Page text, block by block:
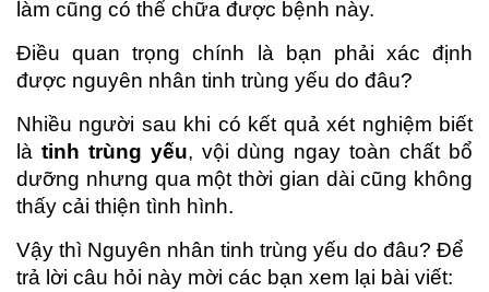
làm cũng có thể chữa được bệnh này.
Điều quan trọng chính là bạn phải xác định
được nguyên nhân tinh trùng yếu do đâu?
Nhiều người sau khi có kết quả xét nghiệm biết
là tinh trùng yếu, vội dùng ngay toàn chất bổ
dưỡng nhưng qua một thời gian dài cũng không
thấy cải thiện tình hình.
Vậy thì Nguyên nhân tinh trùng yếu do đâu? Để
trả lời câu hỏi này mời các bạn xem lại bài viết: